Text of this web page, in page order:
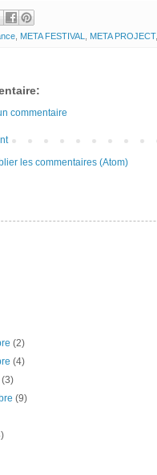
META FESTIVAL META PROJECT,
commentaire
les commentaires (Atom)
(2)
(4)
(3)
(9)